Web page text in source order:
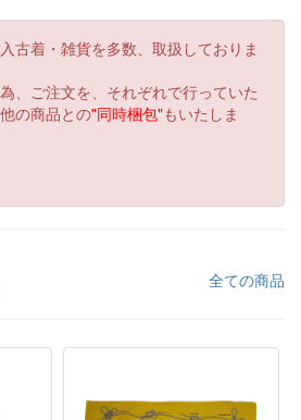
古着・雑貨を多数、取扱しておりま
、ご注文を、それぞれで行っていた
の商品との"同時梱包"もいたしま
全ての商品